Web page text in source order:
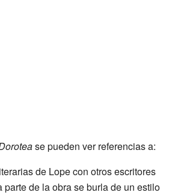
se pueden ver referencias a:
de Lope con otros escritores
parte de la obra se burla de un estilo